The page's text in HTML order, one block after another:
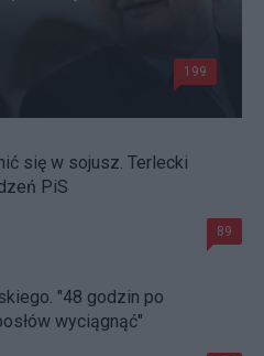
199
się w sojusz. Terlecki
PiS
89
"48 godzin po
wyciągnąć"